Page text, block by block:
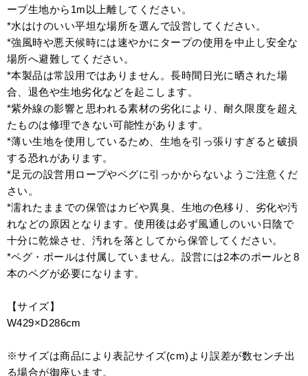
ープ生地から1m以上離してください。
*水はけのいい平坦な場所を選んで設営してください。
*強風時や悪天候時には速やかにタープの使用を中止し安全な
場所へ避難してください。
*本製品は常設用ではありません。長時間日光に晒された場
合、退色や生地劣化などを起こします。
*紫外線の影響と思われる素材の劣化により、耐久限度を超え
たものは修理できない可能性があります。
*薄い生地を使用しているため、生地を引っ張りすぎると破損
する恐れがあります。
*足元の設営用ロープやペグに引っかからないようご注意くだ
さい。
*濡れたままでの保管はカビや異臭、生地の色移り、劣化や汚
れなどの原因となります。使用後は必ず風通しのいい日陰で
十分に乾燥させ、汚れを落としてから保管してください。
*ペグ・ポールは付属していません。設営には2本のポールと8
本のペグが必要になります。
【サイズ】
W429×D286cm
※サイズは商品により表記サイズ(cm)より誤差が数センチ出
る場合が御座います。